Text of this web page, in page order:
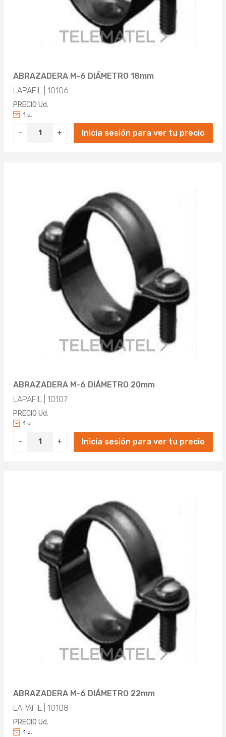
ABRAZADERA M-6 DIÁMETRO 18mm
LAPAFIL | 10106
PRECIO Ud.
- +
1 u.
Inicia sesión para ver tu precio
ABRAZADERA M-6 DIÁMETRO 20mm
LAPAFIL | 10107
PRECIO Ud.
- +
1 u.
Inicia sesión para ver tu precio
ABRAZADERA M-6 DIÁMETRO 22mm
LAPAFIL | 10108
PRECIO Ud.
1 u.